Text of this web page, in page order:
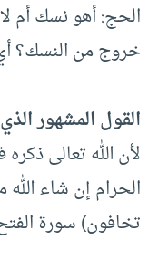
الحج: أهو نسك أم
خروج من النسك؟
القول المشهور
لأن الله تعالى
الحرام إن شاء
تخافون) سورة